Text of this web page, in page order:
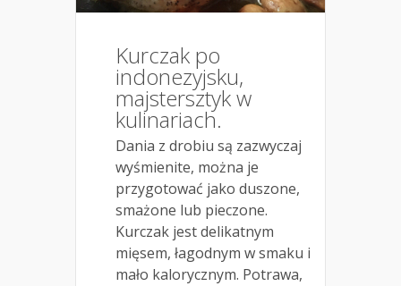
Kurczak po
indonezyjsku,
majstersztyk w
kulinariach.
Dania z drobiu są zazwyczaj
wyśmienite, można je
przygotować jako duszone,
smażone lub pieczone.
Kurczak jest delikatnym
mięsem, łagodnym w smaku i
mało kalorycznym. Potrawa,